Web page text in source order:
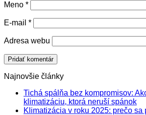
Meno *
E-mail *
Adresa webu
Najnovšie články
Tichá spálňa bez kompromisov:
klimatizáciu, ktorá neruší spánok
Klimatizácia v roku 2025: prečo sa